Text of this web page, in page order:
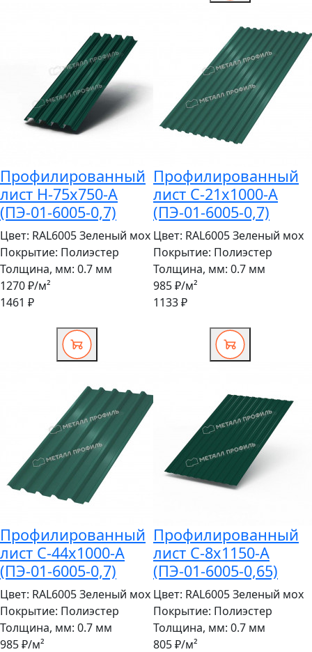
Профилированный
лист Н-75x750-A
(ПЭ-01-6005-0,7)
Цвет: RAL6005 Зеленый мох
Покрытие: Полиэстер
Толщина, мм: 0.7 мм
1270 ₽/м²
1461 ₽
Профилированный
лист С-21x1000-A
(ПЭ-01-6005-0,7)
Цвет: RAL6005 Зеленый мох
Покрытие: Полиэстер
Толщина, мм: 0.7 мм
985 ₽/м²
1133 ₽
Профилированный
лист С-44x1000-A
(ПЭ-01-6005-0,7)
Цвет: RAL6005 Зеленый мох
Покрытие: Полиэстер
Толщина, мм: 0.7 мм
985 ₽/м²
Профилированный
лист С-8x1150-A
(ПЭ-01-6005-0,65)
Цвет: RAL6005 Зеленый мох
Покрытие: Полиэстер
Толщина, мм: 0.7 мм
805 ₽/м²